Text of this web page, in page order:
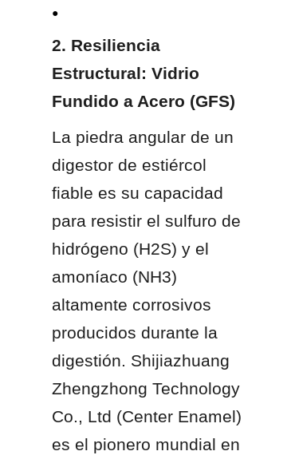
●
2. Resiliencia
Estructural: Vidrio
Fundido a Acero (GFS)
La piedra angular de un
digestor de estiércol
fiable es su capacidad
para resistir el sulfuro de
hidrógeno (H2S) y el
amoníaco (NH3)
altamente corrosivos
producidos durante la
digestión. Shijiazhuang
Zhengzhong Technology
Co., Ltd (Center Enamel)
es el pionero mundial en